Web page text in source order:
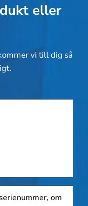
eller
vi till dig så